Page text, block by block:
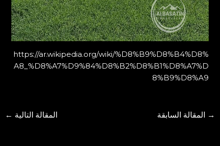
https://ar.wikipedia.org/wiki/%D8%B9%D8%B4%D8%
A8_%D8%A7%D9%84%D8%B2%D8%B1%D8%A7%D
8%B9%D8%A9
→ المقالة السابقة المقالة التالية ←